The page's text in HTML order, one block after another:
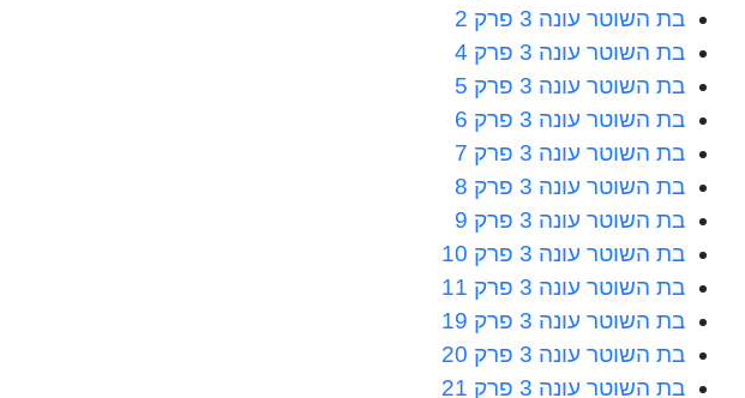
בת השוטר עונה 3 פרק 2
בת השוטר עונה 3 פרק 4
בת השוטר עונה 3 פרק 5
בת השוטר עונה 3 פרק 6
בת השוטר עונה 3 פרק 7
בת השוטר עונה 3 פרק 8
בת השוטר עונה 3 פרק 9
בת השוטר עונה 3 פרק 10
בת השוטר עונה 3 פרק 11
בת השוטר עונה 3 פרק 19
בת השוטר עונה 3 פרק 20
בת השוטר עונה 3 פרק 21